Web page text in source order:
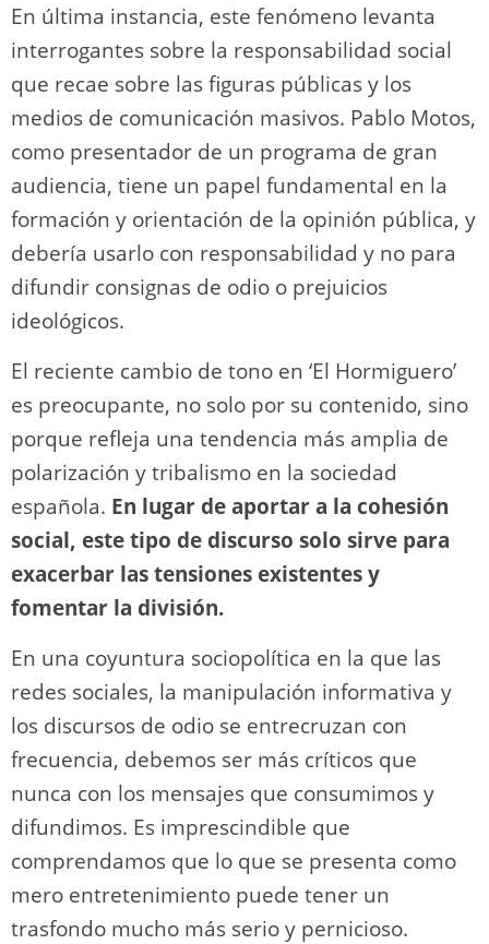
En última instancia, este fenómeno levanta
interrogantes sobre la responsabilidad social
que recae sobre las figuras públicas y los
medios de comunicación masivos. Pablo Motos,
como presentador de un programa de gran
audiencia, tiene un papel fundamental en la
formación y orientación de la opinión pública, y
debería usarlo con responsabilidad y no para
difundir consignas de odio o prejuicios
ideológicos.
El reciente cambio de tono en ‘El Hormiguero’
es preocupante, no solo por su contenido, sino
porque refleja una tendencia más amplia de
polarización y tribalismo en la sociedad
española. En lugar de aportar a la cohesión
social, este tipo de discurso solo sirve para
exacerbar las tensiones existentes y
fomentar la división.
En una coyuntura sociopolítica en la que las
redes sociales, la manipulación informativa y
los discursos de odio se entrecruzan con
frecuencia, debemos ser más críticos que
nunca con los mensajes que consumimos y
difundimos. Es imprescindible que
comprendamos que lo que se presenta como
mero entretenimiento puede tener un
trasfondo mucho más serio y pernicioso.